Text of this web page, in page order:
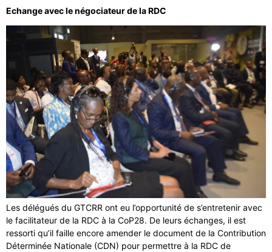
Echange avec le négociateur de la RDC
Les délégués du GTCRR ont eu l’opportunité de s’entretenir avec
le facilitateur de la RDC à la CoP28. De leurs échanges, il est
ressorti qu’il faille encore amender le document de la Contribution
Déterminée Nationale (CDN) pour permettre à la RDC de